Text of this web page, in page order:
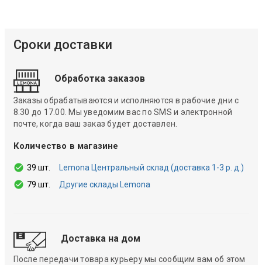
Сроки доставки
Обработка заказов
Заказы обрабатываются и исполняются в рабочие дни с
8.30 до 17.00. Мы уведомим вас по SMS и электронной
почте, когда ваш заказ будет доставлен.
Количество в магазине
39 шт.
Lemona Центральный склад (доставка 1-3 р. д.)
79 шт.
Другие склады Lemona
Доставка на дом
После передачи товара курьеру мы сообщим вам об этом